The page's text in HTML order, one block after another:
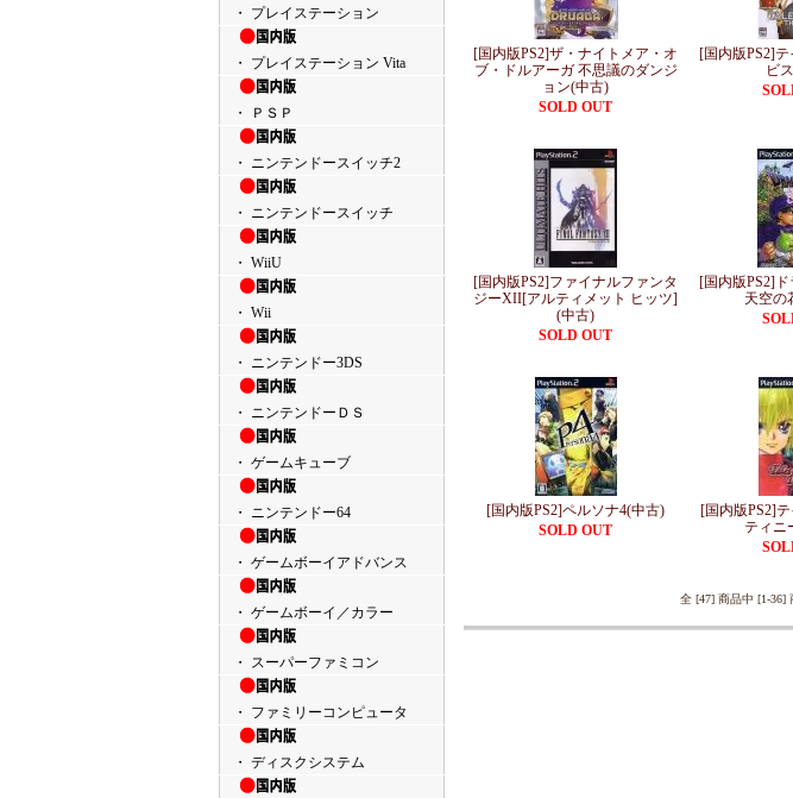
・ プレイステーション
・ プレイステーション Vita
・ ＰＳＰ
・ ニンテンドースイッチ2
・ ニンテンドースイッチ
・ WiiU
・ Wii
・ ニンテンドー3DS
・ ニンテンドーＤＳ
・ ゲームキューブ
・ ニンテンドー64
・ ゲームボーイアドバンス
・ ゲームボーイ／カラー
・ スーパーファミコン
・ ファミリーコンピュータ
・ ディスクシステム
[国内版PS2]ザ・ナイトメア・オ
ブ・ドルアーガ 不思議のダンジ
ョン(中古)
SOLD OUT
[国内版PS2]
ビ
[国内版PS2]ファイナルファンタ
ジーXII[アルティメット ヒッツ]
(中古)
SOLD OUT
[国内版PS2]
天空の
[国内版PS2]ペルソナ4(中古)
SOLD OUT
[国内版PS2]
ティニ
全 [47] 商品中 [1-36]